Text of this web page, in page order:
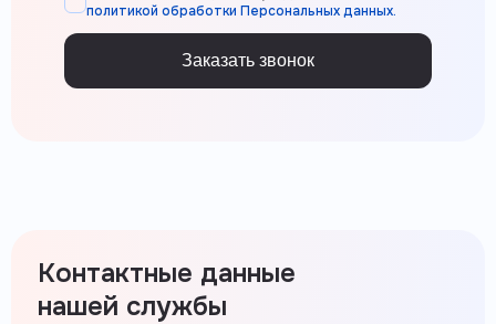
политикой обработки Персональных данных.
Заказать звонок
Контактные данные
нашей службы